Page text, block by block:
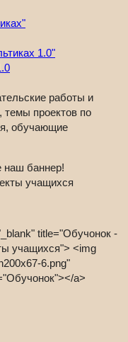
1.0"
работы и
проектов по
обучающие
наш баннер!
title="Обучонок -
учащихся"> <img
6.png"
a>